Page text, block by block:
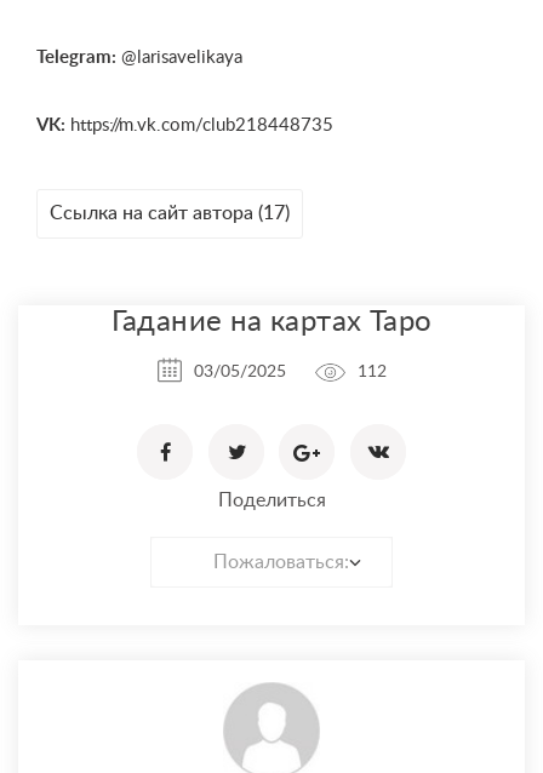
Telegram: @larisavelikaya
VK: https://m.vk.com/club218448735
Ссылка на сайт автора (17)
Гадание на картах Таро
03/05/2025 112
Поделиться
Пожаловаться: